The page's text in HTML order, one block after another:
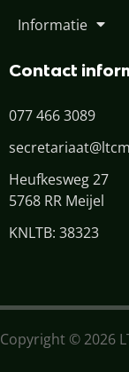
Informatie
Contact
077 466 3089
Heufkesweg 27
5768 RR Meijel
KNLTB: 38323
Copyright © 2026